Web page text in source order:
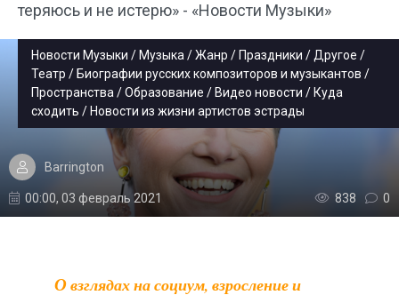
теряюсь и не истерю» - «Новости Музыки»
Новости Музыки / Музыка / Жанр / Праздники / Другое /
Театр / Биографии русских композиторов и музыкантов /
Пространства / Образование / Видео новости / Куда
сходить / Новости из жизни артистов эстрады
Barrington
00:00, 03 февраль 2021 838 0
О взглядах на социум, взросление и